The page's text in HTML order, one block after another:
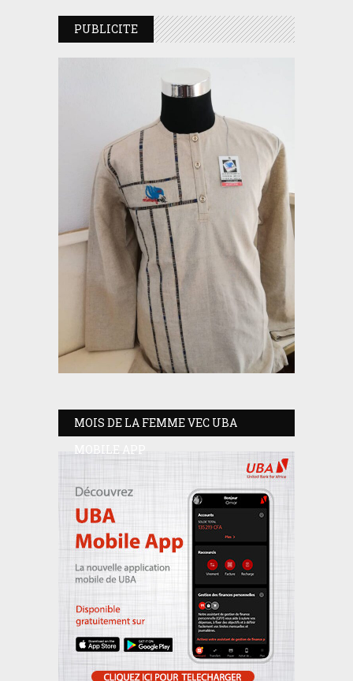
PUBLICITE
MOIS DE LA FEMME VEC UBA
MOBILE APP